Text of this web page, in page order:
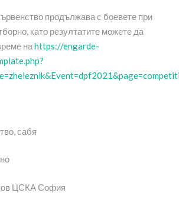
продължава с боевете при
като резултатите можете да
наhttps://engarde-
сабя
ЦСКА София